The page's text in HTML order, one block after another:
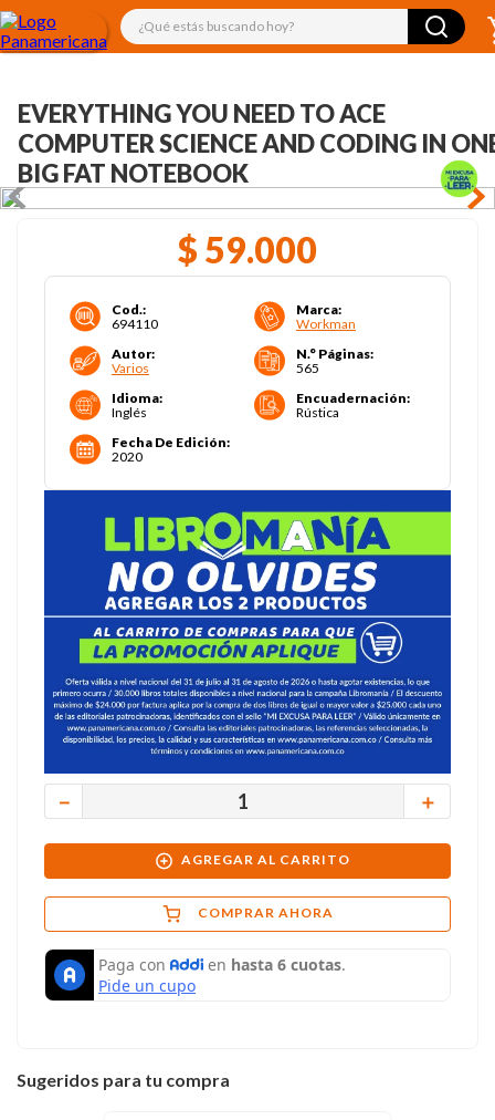
¿Qué estás buscando hoy?
EVERYTHING YOU NEED TO ACE
COMPUTER SCIENCE AND CODING IN
BIG FAT NOTEBOOK
$ 59.000
Cod.:
694110
Marca:
Workman
Autor:
Varios
N.° Páginas:
565
Idioma:
Inglés
Encuadernación:
Rústica
Fecha De Edición:
2020
＋
－
AGREGAR AL CARRITO
COMPRAR AHORA
Sugeridos para tu compra